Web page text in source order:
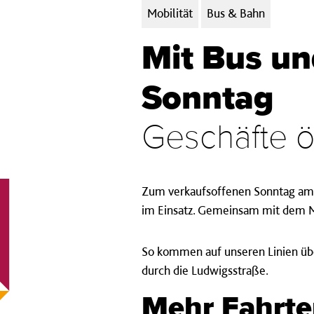
Kategorien:
Mobilität Bus & Bahn
Mit Bus
Sonntag
Geschäfte
Zum verkaufsoffenen Sonntag
im Einsatz. Gemeinsam mit dem
So kommen auf unseren Linien
durch die Ludwigsstraße.